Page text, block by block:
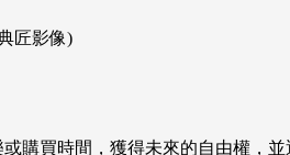
匠影像)
買時間，獲得未來的自由權，